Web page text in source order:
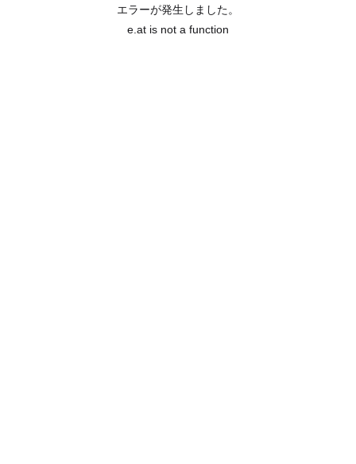
エラーが発生しました。
e.at is not a function